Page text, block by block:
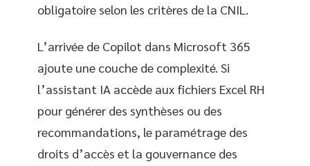
obligatoire selon les critères de la CNIL.
L’arrivée de Copilot dans Microsoft 365
ajoute une couche de complexité. Si
l’assistant IA accède aux fichiers Excel RH
pour générer des synthèses ou des
recommandations, le paramétrage des
droits d’accès et la gouvernance des